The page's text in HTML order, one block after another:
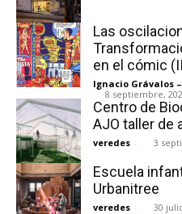
Las
en el cómic
Ignacio Grávalos
8 septiembre,
Centro de
AJO taller de
veredes - 3
Escuela
Urbanitree
veredes - 30